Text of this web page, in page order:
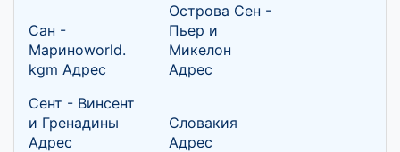
Сан -
Мариноworld.
kgm Адрес
Острова Сен -
Пьер и
Микелон
Адрес
Сент - Винсент
и Гренадины
Адрес
Словакия
Адрес